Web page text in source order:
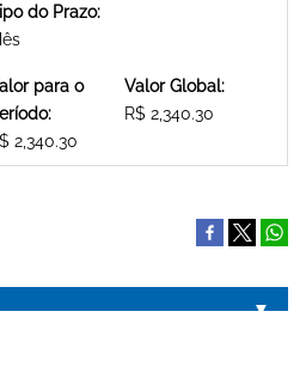
do Prazo:
para o
2,340.30
Valor Global:
R$ 2,340.30